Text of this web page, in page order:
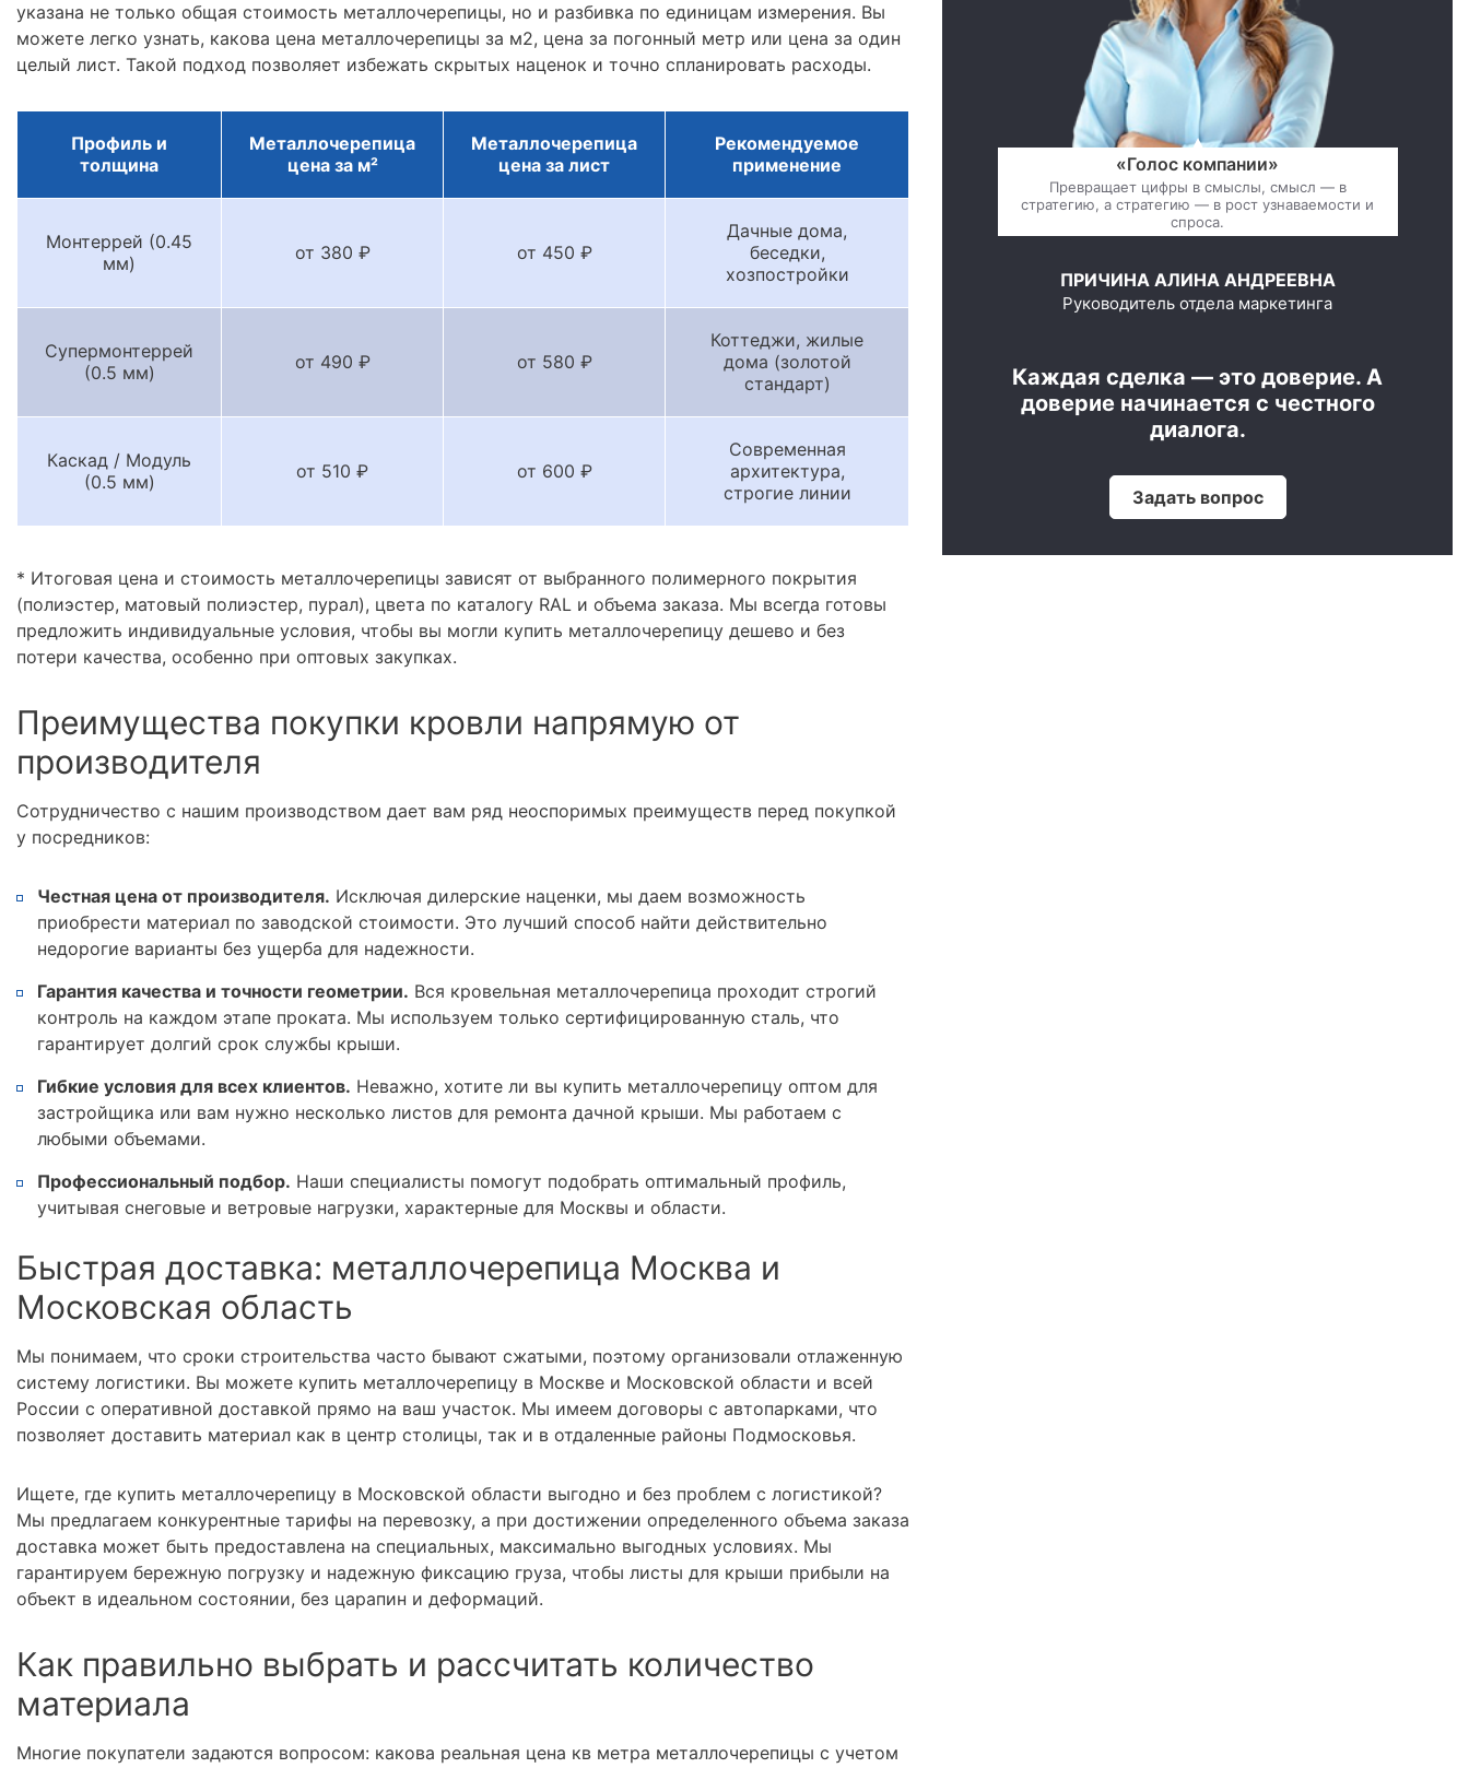
указана не только общая стоимость металлочерепицы, но и разбивка по единицам измерения. Вы
можете легко узнать, какова цена металлочерепицы за м2, цена за погонный метр или цена за один
целый лист. Такой подход позволяет избежать скрытых наценок и точно спланировать расходы.
Профиль и
толщина
Металлочерепица
цена за м²
Металлочерепица
цена за лист
Рекомендуемое
применение
Монтеррей (0.45
мм)
от 380 ₽ от 450 ₽
Дачные дома,
беседки,
хозпостройки
Супермонтеррей
(0.5 мм)
от 490 ₽ от 580 ₽
Коттеджи, жилые
дома (золотой
стандарт)
Каскад / Модуль
(0.5 мм)
от 510 ₽ от 600 ₽
Современная
архитектура,
строгие линии
* Итоговая цена и стоимость металлочерепицы зависят от выбранного полимерного покрытия
(полиэстер, матовый полиэстер, пурал), цвета по каталогу RAL и объема заказа. Мы всегда готовы
предложить индивидуальные условия, чтобы вы могли купить металлочерепицу дешево и без
потери качества, особенно при оптовых закупках.
Преимущества покупки кровли напрямую от
производителя
Сотрудничество с нашим производством дает вам ряд неоспоримых преимуществ перед покупкой
у посредников:
Честная цена от производителя. Исключая дилерские наценки, мы даем возможность
приобрести материал по заводской стоимости. Это лучший способ найти действительно
недорогие варианты без ущерба для надежности.
Гарантия качества и точности геометрии. Вся кровельная металлочерепица проходит строгий
контроль на каждом этапе проката. Мы используем только сертифицированную сталь, что
гарантирует долгий срок службы крыши.
Гибкие условия для всех клиентов. Неважно, хотите ли вы купить металлочерепицу оптом для
застройщика или вам нужно несколько листов для ремонта дачной крыши. Мы работаем с
любыми объемами.
Профессиональный подбор. Наши специалисты помогут подобрать оптимальный профиль,
учитывая снеговые и ветровые нагрузки, характерные для Москвы и области.
Быстрая доставка: металлочерепица Москва и
Московская область
Мы понимаем, что сроки строительства часто бывают сжатыми, поэтому организовали отлаженную
систему логистики. Вы можете купить металлочерепицу в Москве и Московской области и всей
России с оперативной доставкой прямо на ваш участок. Мы имеем договоры с автопарками, что
позволяет доставить материал как в центр столицы, так и в отдаленные районы Подмосковья.
Ищете, где купить металлочерепицу в Московской области выгодно и без проблем с логистикой?
Мы предлагаем конкурентные тарифы на перевозку, а при достижении определенного объема заказа
доставка может быть предоставлена на специальных, максимально выгодных условиях. Мы
гарантируем бережную погрузку и надежную фиксацию груза, чтобы листы для крыши прибыли на
объект в идеальном состоянии, без царапин и деформаций.
Как правильно выбрать и рассчитать количество
материала
Многие покупатели задаются вопросом: какова реальная цена кв метра металлочерепицы с учетом
«Голос компании»
Превращает цифры в смыслы, смысл — в
стратегию, а стратегию — в рост узнаваемости и
спроса.
ПРИЧИНА АЛИНА АНДРЕЕВНА
Руководитель отдела маркетинга
Каждая сделка — это доверие. А
доверие начинается с честного
диалога.
Задать вопрос